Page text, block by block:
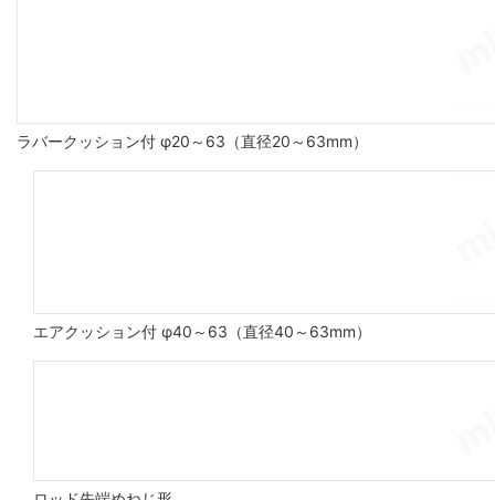
ラバークッション付 φ20～63（直径20～63mm）
エアクッション付 φ40～63（直径40～63mm）